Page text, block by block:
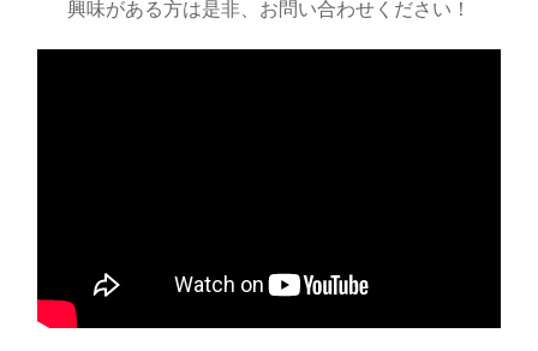
興味がある方は是非、お問い合わせください！